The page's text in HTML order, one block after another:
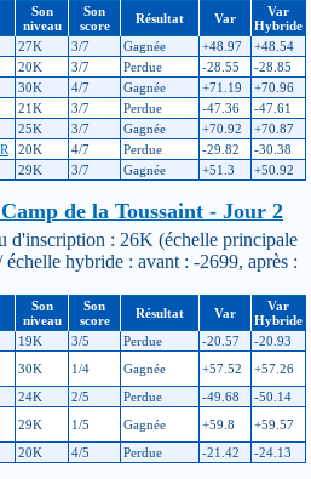
Son
niveau
Son
score
Résultat Var
Var
Hybride
27K 3/7 Gagnée +48.97
+48.54
20K 3/7 Perdue -28.55
-28.85
30K 4/7 Gagnée +71.19
+70.96
21K 3/7 Perdue -47.36
-47.61
25K 3/7 Gagnée +70.92
+70.87
20K 4/7 Perdue -29.82
-30.38
29K 3/7 Gagnée +51.3 +50.92
de la Toussaint - Jour 2
d'inscription : 26K (échelle principale
hybride : avant : -2699, après :
Son
niveau
Son
score
Résultat Var
Var
Hybride
19K 3/5 Perdue -20.57
-20.93
30K 1/4 Gagnée +57.52
+57.26
24K 2/5 Perdue -49.68
-50.14
29K 1/5 Gagnée +59.8
+59.57
20K 4/5 Perdue -21.42 -24.13